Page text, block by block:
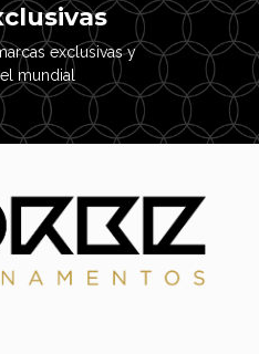
exclusivas y
mundial